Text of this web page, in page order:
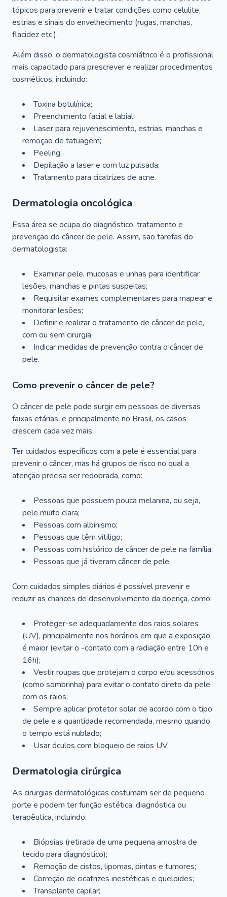
tópicos para prevenir e tratar condições como celulite,
estrias e sinais do envelhecimento (rugas, manchas,
flacidez etc.).
Além disso, o dermatologista cosmiátrico é o profissional
mais capacitado para prescrever e realizar procedimentos
cosméticos, incluindo:
Toxina botulínica;
Preenchimento facial e labial;
Laser para rejuvenescimento, estrias, manchas e
remoção de tatuagem;
Peeling;
Depilação a laser e com luz pulsada;
Tratamento para cicatrizes de acne.
Dermatologia oncológica
Essa área se ocupa do diagnóstico, tratamento e
prevenção do câncer de pele. Assim, são tarefas do
dermatologista:
Examinar pele, mucosas e unhas para identificar
lesões, manchas e pintas suspeitas;
Requisitar exames complementares para mapear e
monitorar lesões;
Definir e realizar o tratamento de câncer de pele,
com ou sem cirurgia;
Indicar medidas de prevenção contra o câncer de
pele.
Como prevenir o câncer de pele?
O câncer de pele pode surgir em pessoas de diversas
faixas etárias, e principalmente no Brasil, os casos
crescem cada vez mais.
Ter cuidados específicos com a pele é essencial para
prevenir o câncer, mas há grupos de risco no qual a
atenção precisa ser redobrada, como:
Pessoas que possuem pouca melanina, ou seja,
pele muito clara;
Pessoas com albinismo;
Pessoas que têm vitiligo;
Pessoas com histórico de câncer de pele na família;
Pessoas que já tiveram câncer de pele.
Com cuidados simples diários é possível prevenir e
reduzir as chances de desenvolvimento da doença, como:
Proteger-se adequadamente dos raios solares
(UV), principalmente nos horários em que a exposição
é maior (evitar o -contato com a radiação entre 10h e
16h);
Vestir roupas que protejam o corpo e/ou acessórios
(como sombrinha) para evitar o contato direto da pele
com os raios;
Sempre aplicar protetor solar de acordo com o tipo
de pele e a quantidade recomendada, mesmo quando
o tempo está nublado;
Usar óculos com bloqueio de raios UV.
Dermatologia cirúrgica
As cirurgias dermatológicas costumam ser de pequeno
porte e podem ter função estética, diagnóstica ou
terapêutica, incluindo:
Biópsias (retirada de uma pequena amostra de
tecido para diagnóstico);
Remoção de cistos, lipomas, pintas e tumores;
Correção de cicatrizes inestéticas e queloides;
Transplante capilar;